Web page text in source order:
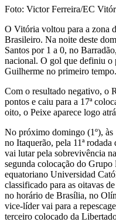
Foto: Victor Ferreira/EC
O Vitória voltou para a zona
Brasileiro. Na noite deste
Santos por 1 a 0, no
nacional. O gol que definiu o
Guilherme no primeiro tempo.
Com o resultado negativo, o
pontos e caiu para a 17ª
oito, o Peixe aparece logo
No próximo domingo (1º),
no Itaquerão, pela 11ª
vai lutar pela sobrevivência
segunda colocação do Grupo
equatoriano Universidad
classificado para as oitavas
no horário de Brasília, no
vice-líder vai para a
terceiro colocado da